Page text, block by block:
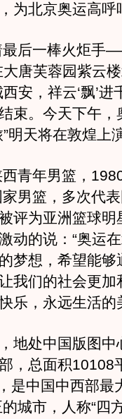
为北京奥运高呼
后一棒火炬手
唐芙蓉园紫云
安，祥云‘飘’进
束。今天下午，
明天将在敦煌上
年男篮，
男篮，多次代
评为亚洲篮球明
动的说：“奥运
梦想，希望能够
我们的社会更加
乐，永远生活的
处中国版图中
，总面积10108
是中国中西部最
城市，人称“四